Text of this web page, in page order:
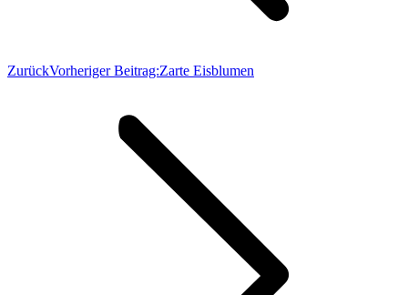
ZurückVorheriger Beitrag:Zarte Eisblumen